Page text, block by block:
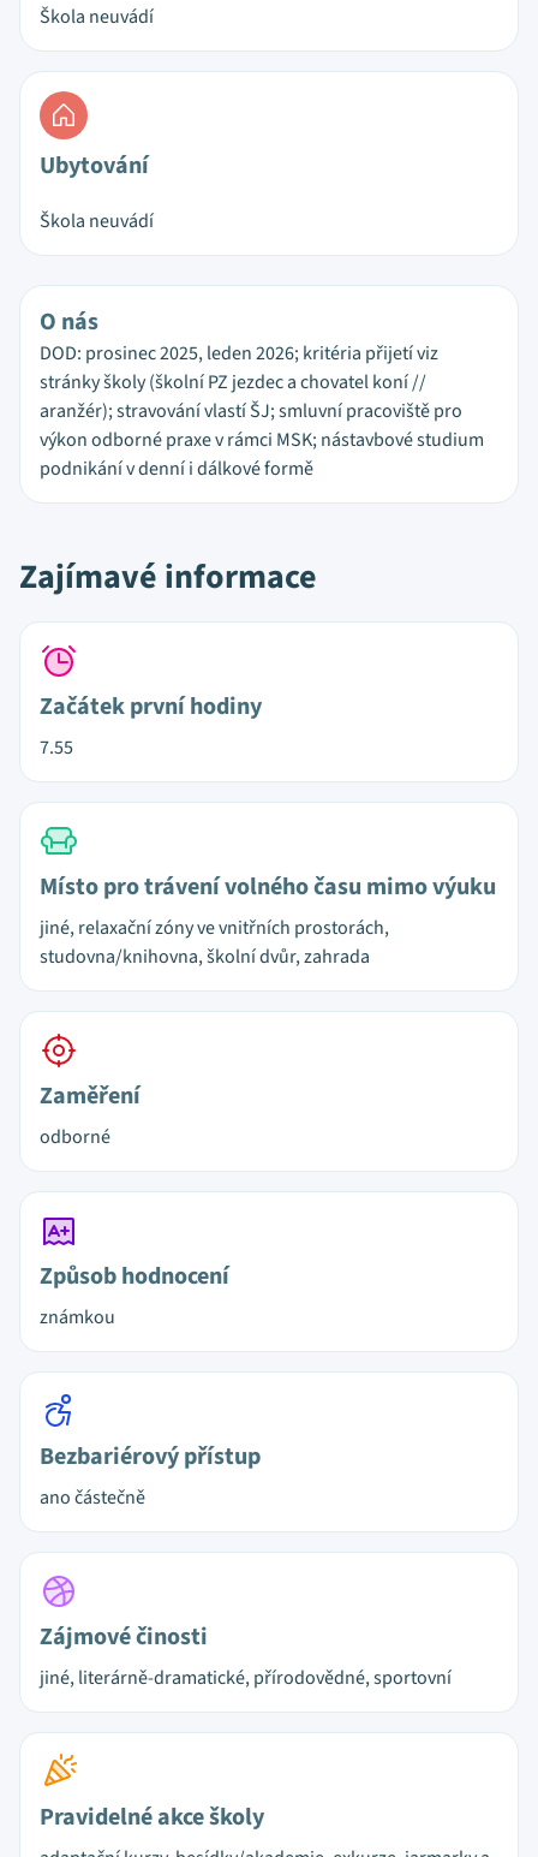
Škola neuvádí
Ubytování
Škola neuvádí
O nás
DOD: prosinec 2025, leden 2026; kritéria přijetí viz
stránky školy (školní PZ jezdec a chovatel koní //
aranžér); stravování vlastí ŠJ; smluvní pracoviště pro
výkon odborné praxe v rámci MSK; nástavbové studium
podnikání v denní i dálkové formě
Zajímavé informace
Začátek první hodiny
7.55
Místo pro trávení volného času mimo výuku
jiné, relaxační zóny ve vnitřních prostorách,
studovna/knihovna, školní dvůr, zahrada
Zaměření
odborné
Způsob hodnocení
známkou
Bezbariérový přístup
ano částečně
Zájmové činosti
jiné, literárně-dramatické, přírodovědné, sportovní
Pravidelné akce školy